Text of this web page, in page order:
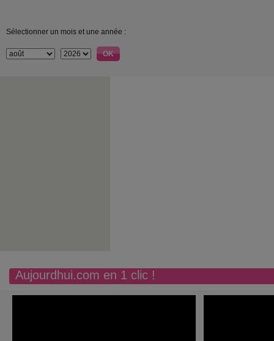
Sélectionner un mois et une année :
Aujourdhui.com en 1 clic !